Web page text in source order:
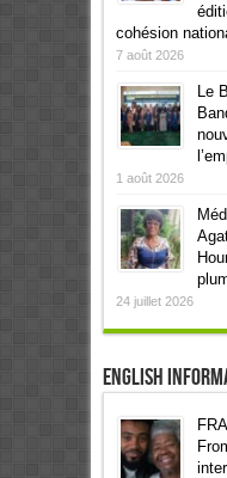
cohésion
7 août 2026
Le
1 août 2026
24 juillet 2026
English